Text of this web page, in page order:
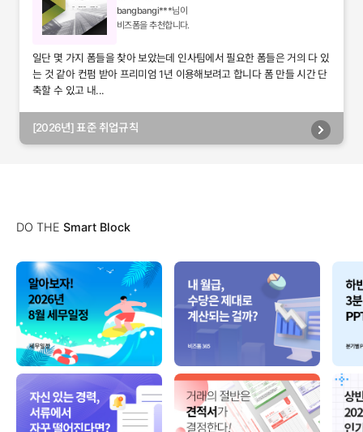
bangbangi***님이
비즈폼을 추천합니다.
일단 몇 가지 폼들을 찾아 보았는데 인사팀에서 필요한 폼들은 거의 다 있
는 것 같아 컨펌 받아 프리미엄 1년 이용해보려고 합니다 폼 만들 시간 단
축할 수 있고 내...
[2026년] 표준 취업규칙
DO THE Smart Block